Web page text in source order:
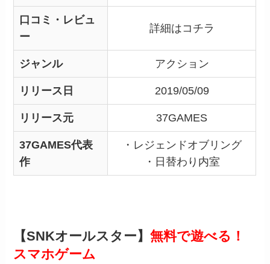
口コミ・レビュ
ー
詳細はコチラ
ジャンル アクション
リリース日 2019/05/09
リリース元 37GAMES
37GAMES代表
作
・レジェンドオブリング
・日替わり内室
【SNKオールスター】無料で遊べる！
スマホゲーム